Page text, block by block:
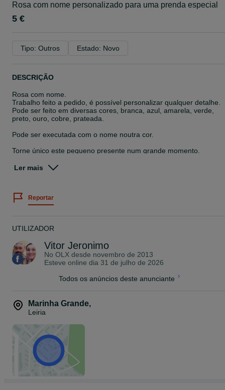
Rosa com nome personalizado para uma prenda especial
5 €
Tipo: Outros Estado: Novo
DESCRIÇÃO
Rosa com nome.
Trabalho feito a pedido, é possível personalizar qualquer detalhe.
Pode ser feito em diversas cores, branca, azul, amarela, verde,
preto, ouro, cobre, prateada.
Pode ser executada com o nome noutra cor.
Torne único este pequeno presente num grande momento.
dos Namorados ou um casamento. Objeto de decoração.
envie mensagem para um orçamento personalizado.
Ler mais
Reportar
UTILIZADOR
Vitor Jeronimo
No OLX desde novembro de 2013
Esteve online dia 31 de julho de 2026
Todos os anúncios deste anunciante
Marinha Grande,
Leiria